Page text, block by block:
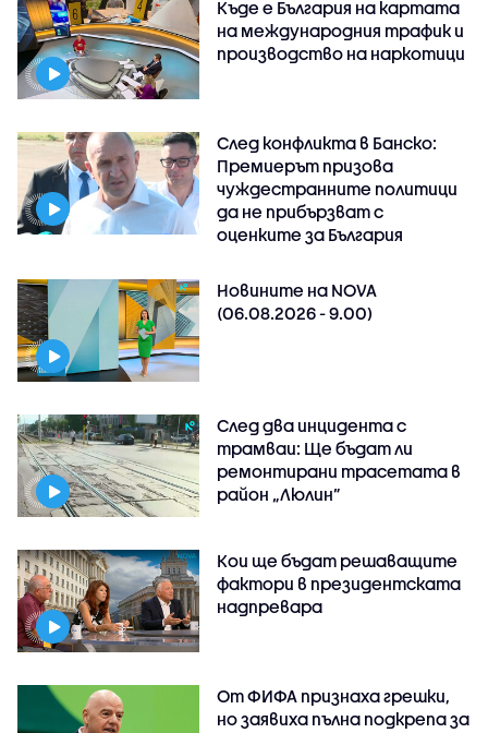
Къде е България на картата
на международния трафик и
производство на наркотици
След конфликта в Банско:
Премиерът призова
чуждестранните политици
да не прибързват с
оценките за България
Новините на NOVA
(06.08.2026 - 9.00)
След два инцидента с
трамваи: Ще бъдат ли
ремонтирани трасетата в
район „Люлин”
Кои ще бъдат решаващите
фактори в президентската
надпревара
От ФИФА признаха грешки,
но заявиха пълна подкрепа за